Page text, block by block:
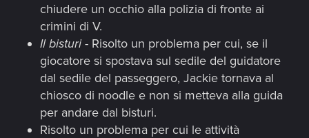
chiudere un occhio alla polizia di fronte ai
crimini di V.
Il bisturi- Risolto un problema per cui, se il
giocatore si spostava sul sedile del guidatore
dal sedile del passeggero, Jackie tornava al
chiosco di noodle e non si metteva alla guida
per andare dal bisturi.
Risolto un problema per cui le attività